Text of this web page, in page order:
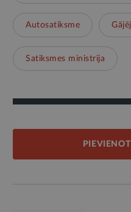
Autosatiksme
Satiksmes ministrija